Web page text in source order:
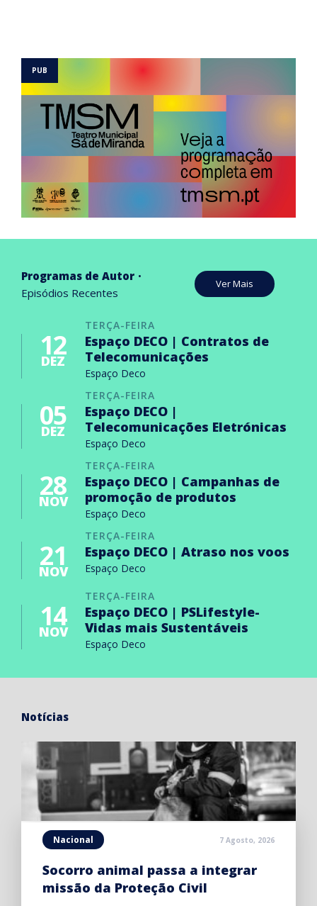
Programas de Autor
Episódios Recentes
Ver Mais
TERÇA-FEIRA
12
DEZ
Espaço DECO | Contratos de
Telecomunicações
Espaço Deco
TERÇA-FEIRA
05
DEZ
Espaço DECO |
Telecomunicações Eletrónicas
Espaço Deco
TERÇA-FEIRA
28
NOV
Espaço DECO | Campanhas de
promoção de produtos
Espaço Deco
TERÇA-FEIRA
21
NOV
Espaço DECO | Atraso nos voos
Espaço Deco
TERÇA-FEIRA
14
NOV
Espaço DECO | PSLifestyle-
Vidas mais Sustentáveis
Espaço Deco
Notícias
Nacional 7 Agosto, 2026
Socorro animal passa a integrar
missão da Proteção Civil